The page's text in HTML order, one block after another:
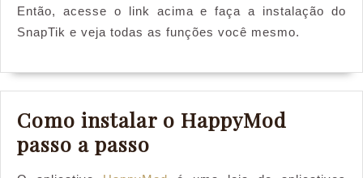
Então, acesse o link acima e faça a instalação do
SnapTik e veja todas as funções você mesmo.
Como instalar o HappyMod
passo a passo